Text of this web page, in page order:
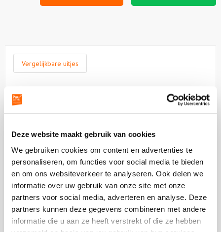
Deze website maakt gebruik van cookies
We gebruiken cookies om content en advertenties te
personaliseren, om functies voor social media te bieden
en om ons websiteverkeer te analyseren. Ook delen we
informatie over uw gebruik van onze site met onze
partners voor social media, adverteren en analyse. Deze
partners kunnen deze gegevens combineren met andere
informatie die u aan ze heeft verstrekt of die ze hebben
Vergelijkbare uitjes
Bekijk
vanaf €0,00 p.p. excl BTW
Mooie Boules Amsterdam
Welkom bij Mooie Boules in Amsterdam-Oost, dé
Bekijk
Mooie
Amsterdam